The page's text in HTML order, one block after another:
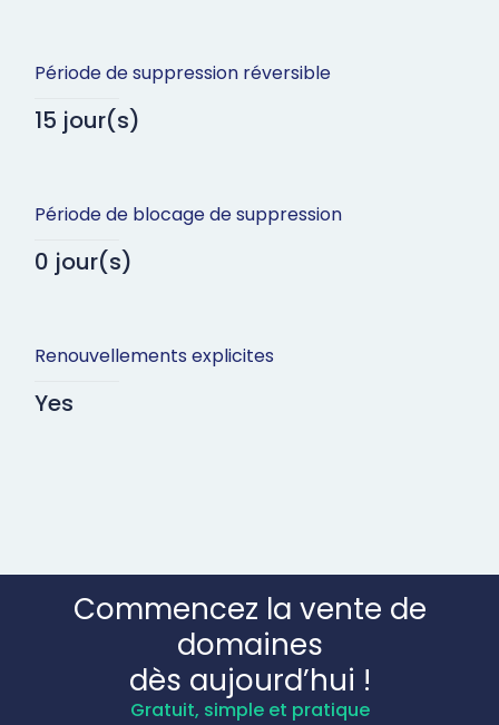
Période de suppression réversible
15 jour(s)
Période de blocage de suppression
0 jour(s)
Renouvellements explicites
Yes
Commencez la vente de
domaines
dès aujourd’hui !
Gratuit, simple et pratique